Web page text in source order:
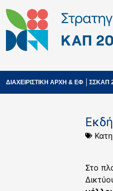
ΔΙΑΧΕΙΡΙΣΤΙΚΗ ΑΡΧΗ & ΕΦ ΣΣΚΑΠ
Στο